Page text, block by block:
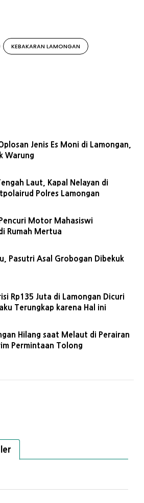
KEBAKARAN LAMONGAN
Jenis Es Moni di Lamongan,
Warung
Laut, Kapal Nelayan di
Polres Lamongan
Motor Mahasiswi
Rumah Mertua
Pasutri Asal Grobogan Dibekuk
Rp135 Juta di Lamongan Dicuri
Terungkap karena Hal ini
Hilang saat Melaut di Perairan
Permintaan Tolong